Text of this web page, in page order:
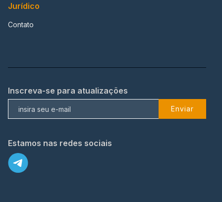
Jurídico
Contato
Inscreva-se para atualizações
Enviar
Estamos nas redes sociais